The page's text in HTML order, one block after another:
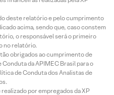
deste relatório e pelo cumprimento
acima, sendo que, caso constem
o responsável será o primeiro
no relatório.
obrigados ao cumprimento de
da APIMEC Brasil para o
de Conduta dos Analistas de
por empregados da XP